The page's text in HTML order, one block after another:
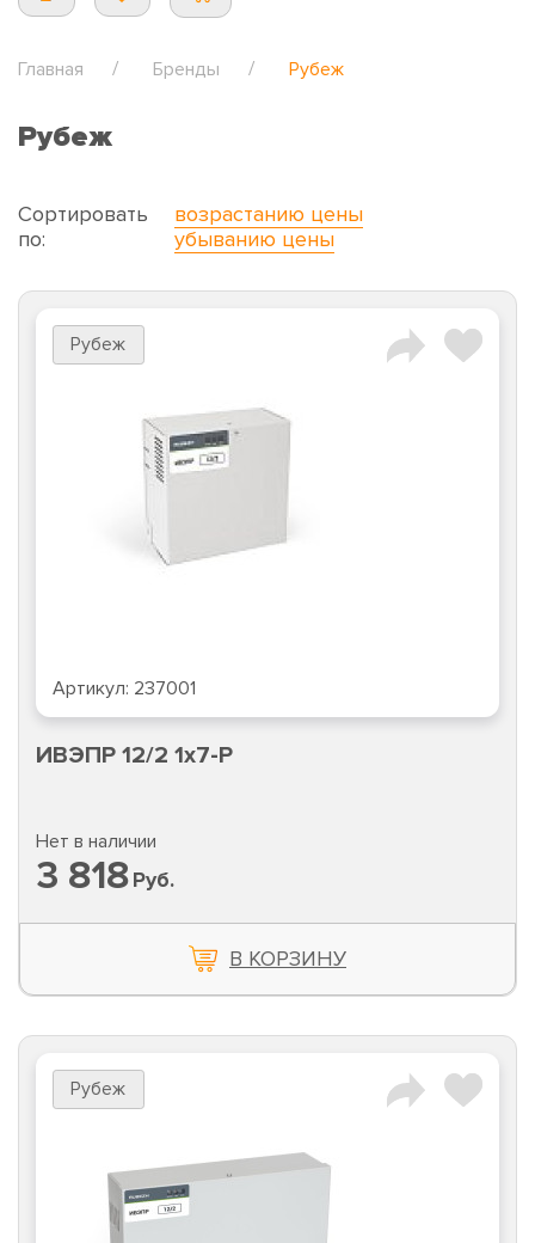
Главная Бренды Рубеж
Рубеж
Сортировать
по:
возрастанию цены
убыванию цены
Рубеж
Артикул: 237001
ИВЭПР 12/2 1х7-Р
Нет в наличии
3 818Руб.
В КОРЗИНУ
Рубеж